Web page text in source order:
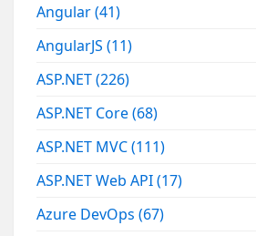
Angular(41)
AngularJS(11)
ASP.NET(226)
ASP.NET Core(68)
ASP.NET MVC(111)
ASP.NET Web API(17)
Azure DevOps(67)